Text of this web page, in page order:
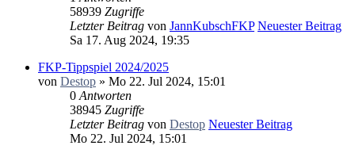
58939 Zugriffe
Letzter Beitrag von JannKubschFKP Neuester Beitrag
Sa 17. Aug 2024, 19:35
FKP-Tippspiel 2024/2025
von Destop » Mo 22. Jul 2024, 15:01
0 Antworten
38945 Zugriffe
Letzter Beitrag von Destop Neuester Beitrag
Mo 22. Jul 2024, 15:01